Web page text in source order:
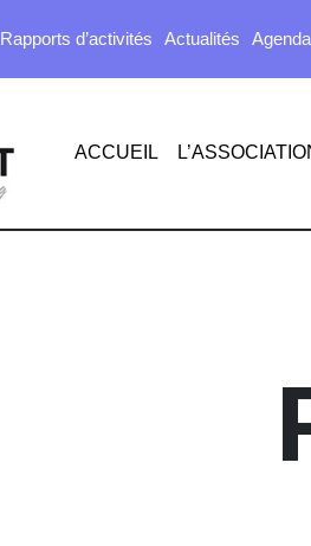
Rapports d’activités Actualités Agenda
ACCUEIL